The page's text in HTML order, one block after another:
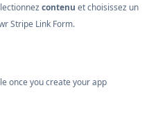
contenu et choisissez un
Stripe Link Form.
once you create your app